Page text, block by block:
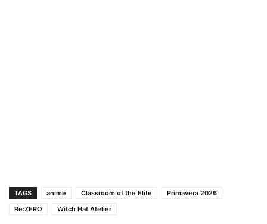
TAGS anime Classroom of the Elite
Primavera 2026
Re:ZERO
Witch Hat Atelier